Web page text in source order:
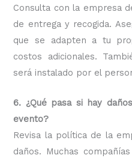
Consulta con la empresa
de entrega y recogida.
que se adapten a tu
costos adicionales.
será instalado por el
6. ¿Qué pasa si hay
evento?
Revisa la política de la
daños. Muchas